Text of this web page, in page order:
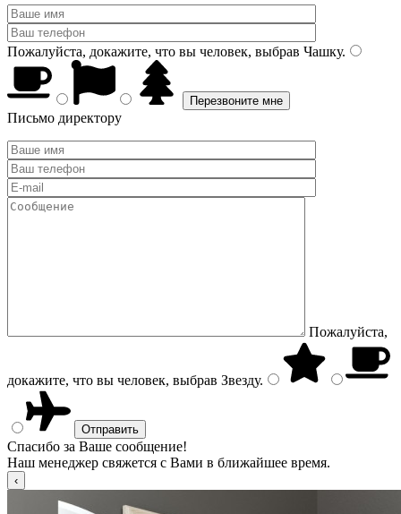
Пожалуйста, докажите, что вы человек, выбрав Чашку.
Письмо директору
Пожалуйста,
докажите, что вы человек, выбрав Звезду.
Спасибо за Ваше сообщение!
Наш менеджер свяжется с Вами в ближайшее время.